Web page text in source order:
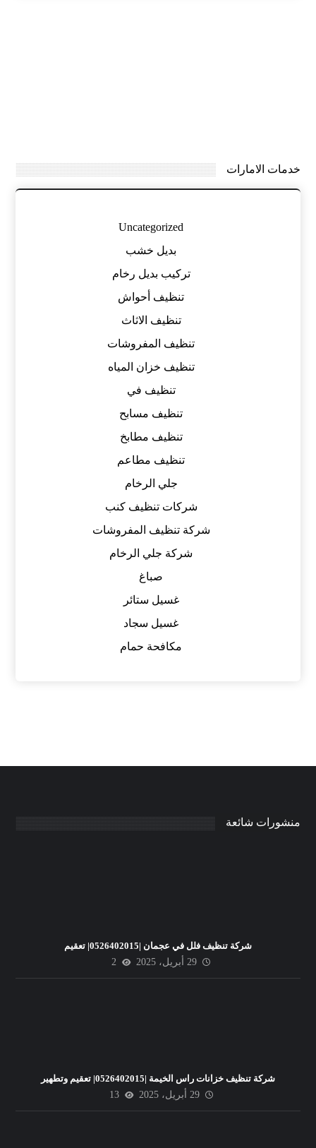
خدمات الامارات
Uncategorized
بديل خشب
تركيب بديل رخام
تنظيف أحواش
تنظيف الاثاث
تنظيف المفروشات
تنظيف خزان المياه
تنظيف في
تنظيف مسابح
تنظيف مطابخ
تنظيف مطاعم
جلي الرخام
شركات تنظيف كنب
شركة تنظيف المفروشات
شركة جلي الرخام
صباغ
غسيل ستائر
غسيل سجاد
مكافحة حمام
منشورات شائعة
شركة تنظيف فلل في عجمان |0526402015| تعقيم
29 أبريل، 2025
2
شركة تنظيف خزانات راس الخيمة |0526402015| تعقيم وتطهير
29 أبريل، 2025
13